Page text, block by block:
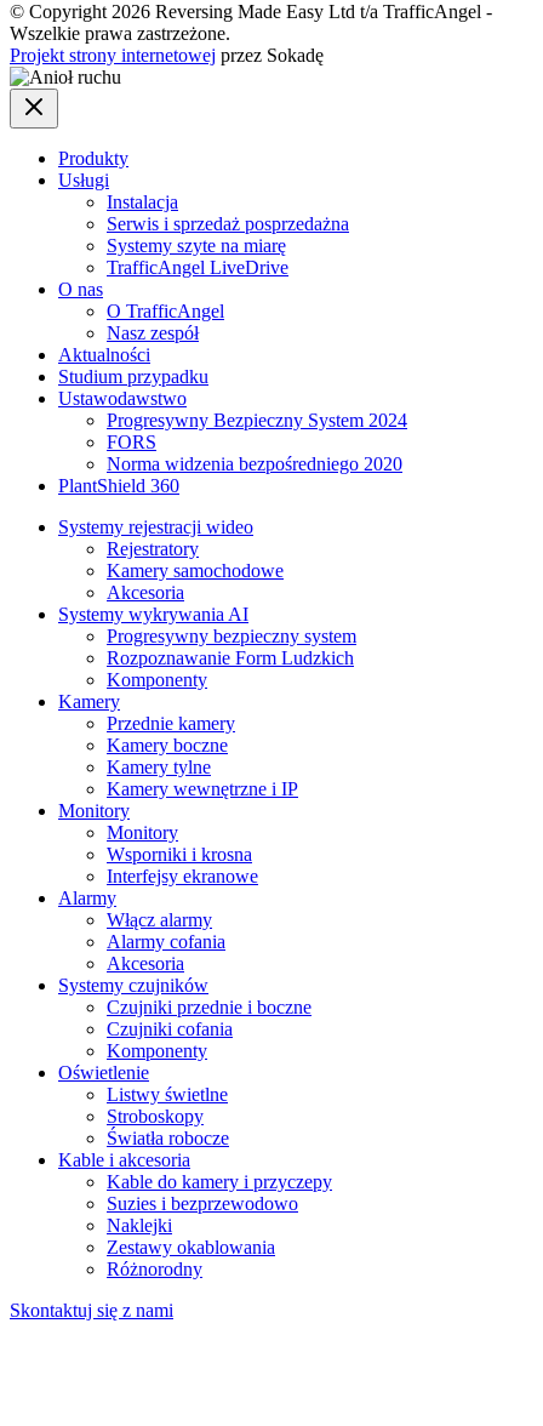
© Copyright 2026 Reversing Made Easy Ltd t/a TrafficAngel -
Wszelkie prawa zastrzeżone.
Projekt strony internetowej przez Sokadę
Produkty
Usługi
Instalacja
Serwis i sprzedaż posprzedażna
Systemy szyte na miarę
TrafficAngel LiveDrive
O nas
O TrafficAngel
Nasz zespół
Aktualności
Studium przypadku
Ustawodawstwo
Progresywny Bezpieczny System 2024
FORS
Norma widzenia bezpośredniego 2020
PlantShield 360
Systemy rejestracji wideo
Rejestratory
Kamery samochodowe
Akcesoria
Systemy wykrywania AI
Progresywny bezpieczny system
Rozpoznawanie Form Ludzkich
Komponenty
Kamery
Przednie kamery
Kamery boczne
Kamery tylne
Kamery wewnętrzne i IP
Monitory
Monitory
Wsporniki i krosna
Interfejsy ekranowe
Alarmy
Włącz alarmy
Alarmy cofania
Akcesoria
Systemy czujników
Czujniki przednie i boczne
Czujniki cofania
Komponenty
Oświetlenie
Listwy świetlne
Stroboskopy
Światła robocze
Kable i akcesoria
Kable do kamery i przyczepy
Suzies i bezprzewodowo
Naklejki
Zestawy okablowania
Różnorodny
Skontaktuj się z nami